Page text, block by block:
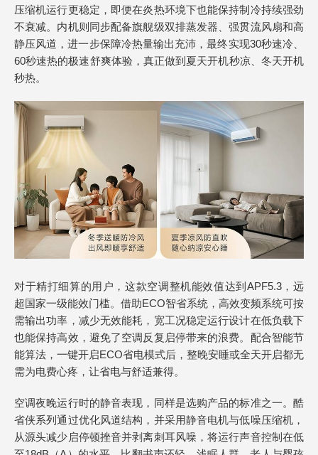
压缩机运行更稳定，即便在炎热环境下也能保持制冷持续强劲
不衰减。内机则同步配备旗舰级双排蒸发器、强贯流风扇和高
静压风道，进一步保障冷热量输出充沛，最终实现30秒速冷、
60秒速热的极速舒爽体验，真正做到夏天开机秒凉、冬天开机
秒热。
对于精打细算的用户，这款空调整机能效值达到APF5.3，远
超国家一级能效门槛。借助ECO智省系统，高效变频系统可按
需输出功率，减少无效能耗，宽工况稳定运行设计在低负载下
也能保持高效，避免了空调反复启停带来的浪费。配合智能节
能算法，一键开启ECO省电模式后，整晚安睡或全天开启都无
需为电费心疼，让省电与舒适兼得。
空调夜晚运行时的静音表现，同样是选购产品的标准之一。酷
省侠系列通过优化风道结构，并采用静音电机与低噪压缩机，
从源头减少启停顿挫音并剥离刺耳风噪，将运行声音控制在低